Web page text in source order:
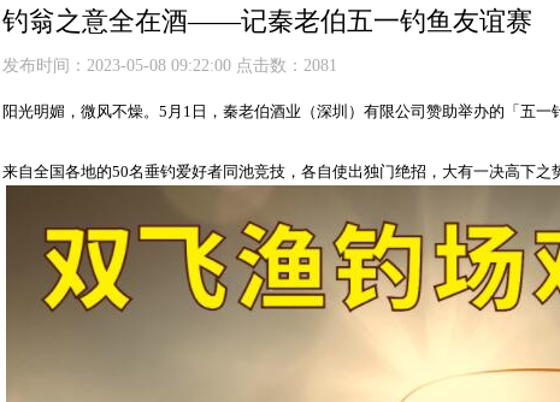
钓翁之意全在酒——记秦老伯五一钓鱼友谊赛
发布时间：2023-05-08 09:22:00 点击数：2081
阳光明媚，微风不燥。 5月1日 ， 秦老伯酒业（深圳）有限公司赞助举办的「五一
来自全国各地的50名垂钓爱好者同池竞技， 各自使出独门绝招，大有一决高下之